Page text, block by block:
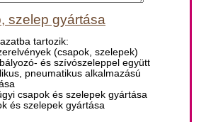
szelep gyártása
tartozik:
(csapok, szelepek)
és szívószeleppel együtt
pneumatikus alkalmazású
csapok és szelepek gyártása
és szelepek gyártása